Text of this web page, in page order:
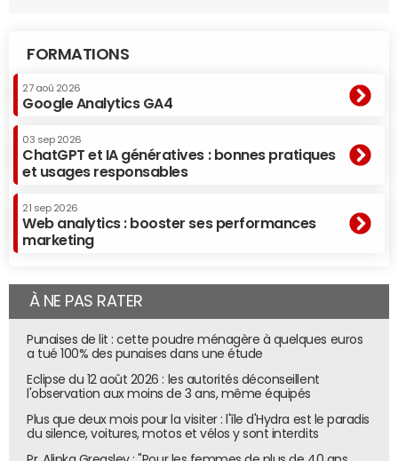
FORMATIONS
27 aoû 2026
Google Analytics GA4
03 sep 2026
ChatGPT et IA génératives : bonnes pratiques
et usages responsables
21 sep 2026
Web analytics : booster ses performances
marketing
À NE PAS RATER
Punaises de lit : cette poudre ménagère à quelques euros
a tué 100% des punaises dans une étude
Eclipse du 12 août 2026 : les autorités déconseillent
l'observation aux moins de 3 ans, même équipés
Plus que deux mois pour la visiter : l'île d'Hydra est le paradis
du silence, voitures, motos et vélos y sont interdits